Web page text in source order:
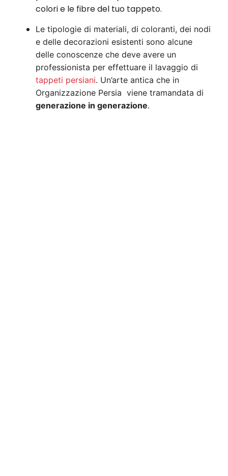
colori e le fibre del tuo tappeto.
Le tipologie di materiali, di coloranti, dei nodi
e delle decorazioni esistenti sono alcune
delle conoscenze che deve avere un
professionista per effettuare il lavaggio di
tappeti persiani. Un’arte antica che in
Organizzazione Persia viene tramandata di
generazione in generazione.